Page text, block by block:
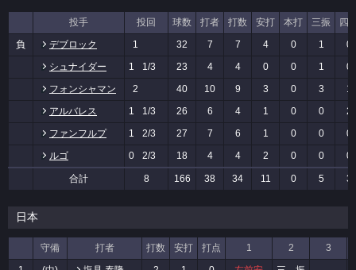
投手 投回 球数 打者 打数 安打 本打 三振
四
負
デブロック 1 32 7 7 4 0 1
0
シュナイダー
1 1/3 23 4 4 0 0 1
0
フォンシャマン
2 40 10 9 3 0 3
1
アルバレス
1 1/3 26 6 4 1 0 0
2
ファンフルプ
1 2/3 27 7 6 1 0 0
0
ルゴ
0 2/3 18 4 4 2 0 0 0
合計 8 166 38 34 11 0 5 3
日本
守備 打者 打数 安打 打点 1 2
3